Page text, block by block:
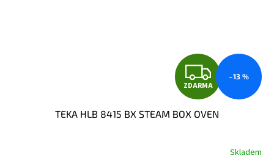
Z
D
A
ZDARMA
–13 %
TEKA HLB 8415 BX STEAM BOX OVEN
Skladem